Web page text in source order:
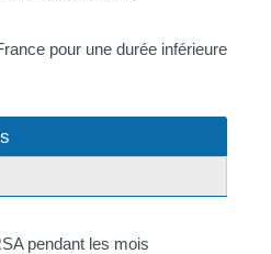
pour une durée inférieure
pendant les mois